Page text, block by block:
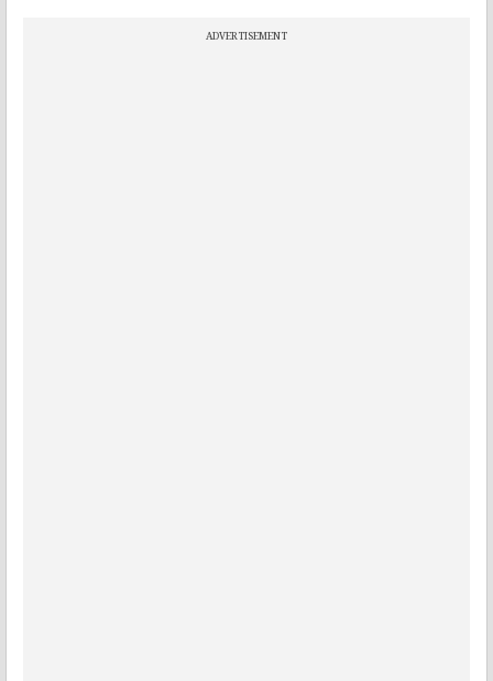
ADVERTISEMENT